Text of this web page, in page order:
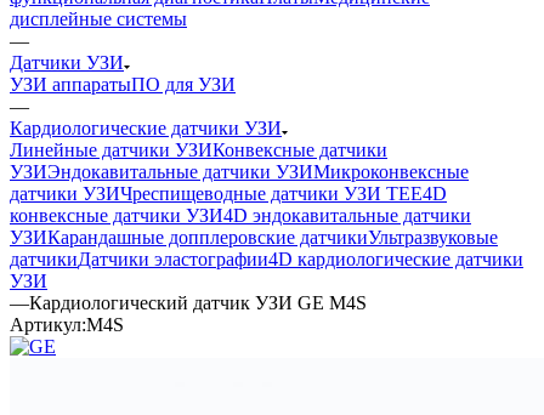
дисплейные системы
—
Датчики УЗИ
УЗИ аппаратыПО для УЗИ
—
Кардиологические датчики УЗИ
Линейные датчики УЗИКонвексные датчики
УЗИЭндокавитальные датчики УЗИМикроконвексные
датчики УЗИЧреспищеводные датчики УЗИ TEE4D
конвексные датчики УЗИ4D эндокавитальные датчики
УЗИКарандашные допплеровские датчикиУльтразвуковые
датчикиДатчики эластографии4D кардиологические датчики
УЗИ
—Кардиологический датчик УЗИ GE M4S
Артикул:M4S